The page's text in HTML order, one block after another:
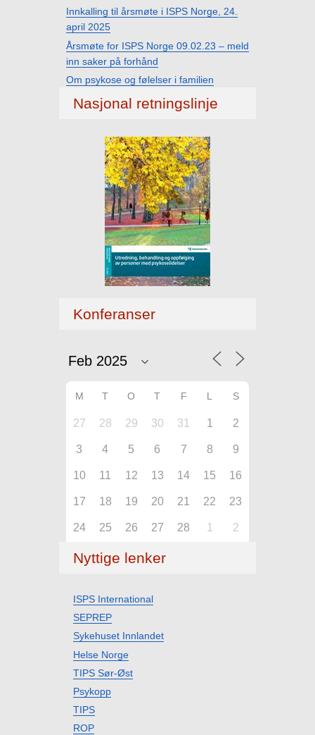
Innkalling til årsmøte i ISPS Norge, 24.
april 2025
Årsmøte for ISPS Norge 09.02.23 – meld
inn saker på forhånd
Om psykose og følelser i familien
Nasjonal retningslinje
Konferanser
M T O T F L S
27 28 29 30 31 1 2
3 4 5 6 7 8 9
10 11 12 13 14 15 16
17 18 19 20 21 22 23
24 25 26 27 28 1 2
Nyttige lenker
ISPS International
SEPREP
Sykehuset Innlandet
Helse Norge
TIPS Sør-Øst
Psykopp
TIPS
ROP